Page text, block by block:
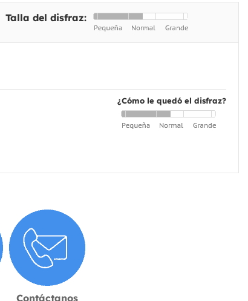
Talla del disfraz:
¿Cómo le quedó el disfraz?
Contáctanos